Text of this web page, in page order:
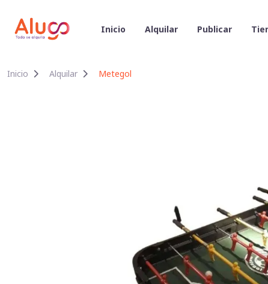
Inicio Alquilar Publicar
Inicio Alquilar Metegol